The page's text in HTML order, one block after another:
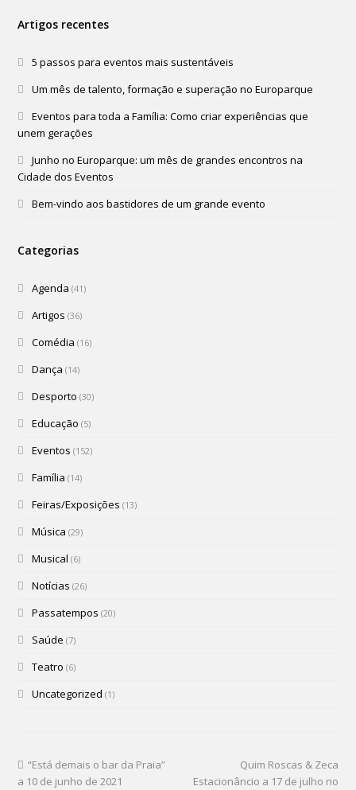
Artigos recentes
5 passos para eventos mais sustentáveis
Um mês de talento, formação e superação no Europarque
Eventos para toda a Família: Como criar experiências que
unem gerações
Junho no Europarque: um mês de grandes encontros na
Cidade dos Eventos
Bem-vindo aos bastidores de um grande evento
Categorias
Agenda (41)
Artigos (36)
Comédia (16)
Dança (14)
Desporto (30)
Educação (5)
Eventos (152)
Família (14)
Feiras/Exposições (13)
Música (29)
Musical (6)
Notícias (26)
Passatempos (20)
Saúde (7)
Teatro (6)
Uncategorized (1)
“Está demais o bar da Praia”
a 10 de junho de 2021
Quim Roscas & Zeca
Estacionâncio a 17 de julho no